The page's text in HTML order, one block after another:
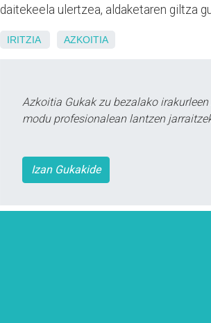
daitekeela ulertzea, aldaketaren giltza
IRITZIA AZKOITIA
Azkoitia Gukak zu bezalako
modu profesionalean lantzen
Izan Gukakide